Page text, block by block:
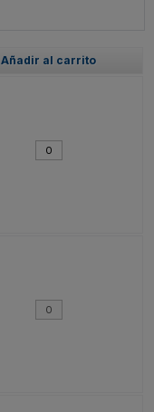
Añadir al carrito